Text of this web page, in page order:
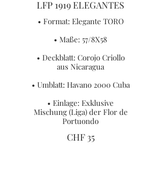
LFP 1919 ELEGANTES
• Format: Elegante TORO
• Maße: 57/8X58
• Deckblatt: Corojo Criollo
aus Nicaragua
• Umblatt: Havano 2000 Cuba
• Einlage: Exklusive
Mischung (Liga) der Flor de
Portuondo
CHF 35